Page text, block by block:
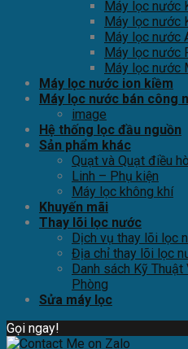
Máy lọc nước
Máy lọc nước
Máy lọc nước
Máy lọc nước
Máy lọc nước
Máy lọc nước ion kiềm
Máy lọc nước bán công
image
Hệ thống lọc đầu nguồn
Sản phẩm khác
Quạt và Quạt điều
Linh – Phụ kiện
Máy lọc không khí
Khuyến mãi
Thay lõi lọc nước
Dịch vụ thay lõi lọc
Địa chỉ thay lõi lọc
Danh sách Kỹ
Phòng
Sửa máy lọc
Gọi ngay!